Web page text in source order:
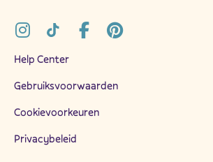
Help Center
Gebruiksvoorwaarden
Cookievoorkeuren
Privacybeleid